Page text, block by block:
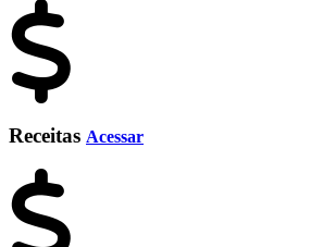
Receitas Acessar